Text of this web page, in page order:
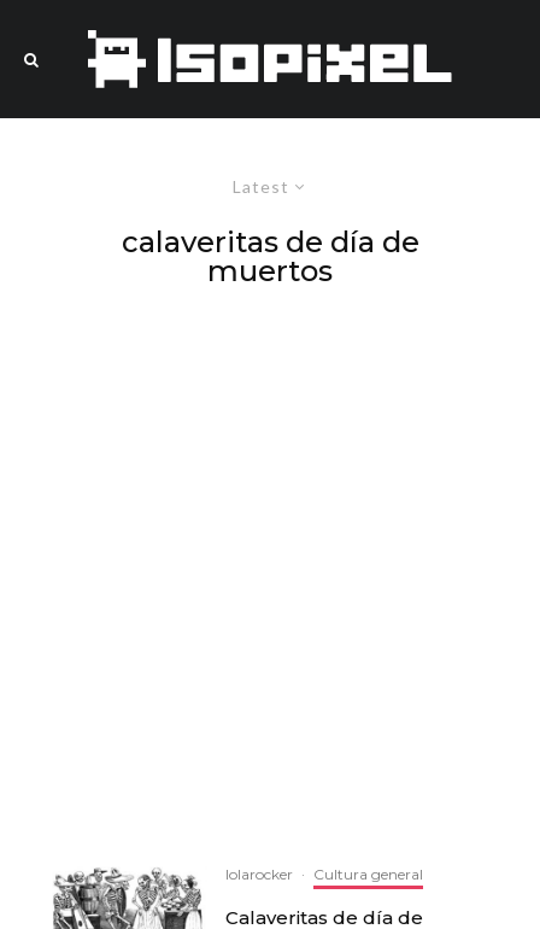
Latest
calaveritas de día de
muertos
lolarocker · Cultura general
Calaveritas de día de